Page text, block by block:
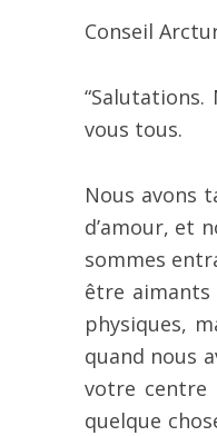
Conseil
vous tous.
Nous avons
d’amour, et
sommes
être
physiques,
quand nous
votre centre
quelque